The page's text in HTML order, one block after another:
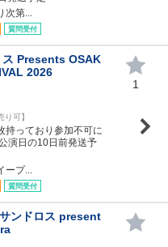
次第...
質問受付
ス Presents OSAK
2026
り可】
っており参加不可に
演日の10日前発送予
ープ...
質問受付
1
ンドロス present